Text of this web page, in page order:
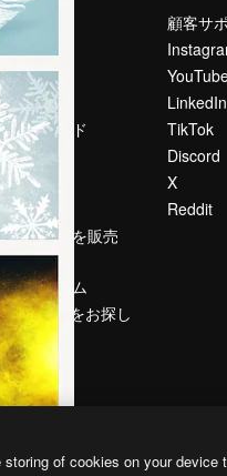
金
用情報
索トレンド
ログ
ベント
Slidesgo
ンテンツを販売
る
レスルーム
をお探し
すか？
顧客サ
LinkedIn
TikTok
Discord
X
Reddit
of cookies on your device